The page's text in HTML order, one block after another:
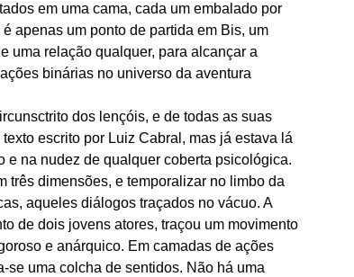
em uma cama, cada um embalado por
apenas um ponto de partida em Bis, um
uma relação qualquer, para alcançar a
binárias no universo da aventura
dos lençóis, e de todas as suas
escrito por Luiz Cabral, mas já estava lá
e na nudez de qualquer coberta psicológica.
três dimensões, e temporalizar no limbo da
aqueles diálogos traçados no vácuo. A
de dois jovens atores, traçou um movimento
e anárquico. Em camadas de ações
uma colcha de sentidos. Não há uma